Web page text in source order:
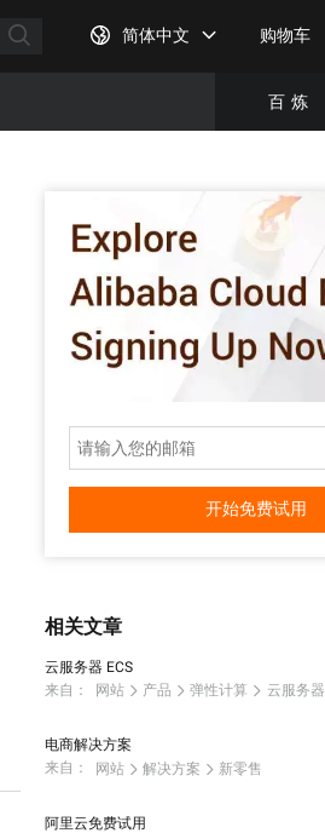
简体中文 购物车
百 炼
开始免费试用
相关文章
云服务器 ECS
来自：
网站 产品 弹性计算 云服务器
电商解决方案
来自：
网站 解决方案 新零售
阿里云免费试用